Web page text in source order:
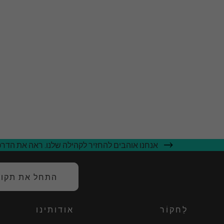
אנחנו אוהבים להחזיר לקהילה שלנו. ראה את
התחל את
לַחקוֹר אודותינו